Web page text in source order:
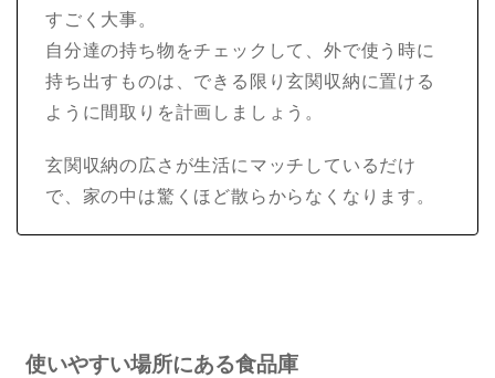
すごく大事。
自分達の持ち物をチェックして、外で使う時に
持ち出すものは、できる限り玄関収納に置ける
ように間取りを計画しましょう。
玄関収納の広さが生活にマッチしているだけ
で、家の中は驚くほど散らからなくなります。
使いやすい場所にある食品庫